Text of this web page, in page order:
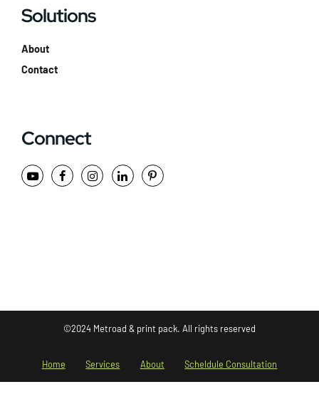
Solutions
About
Contact
Connect
©2024 Metroad & print pack. All rights reserved
Home Services About Scheldule Consultation